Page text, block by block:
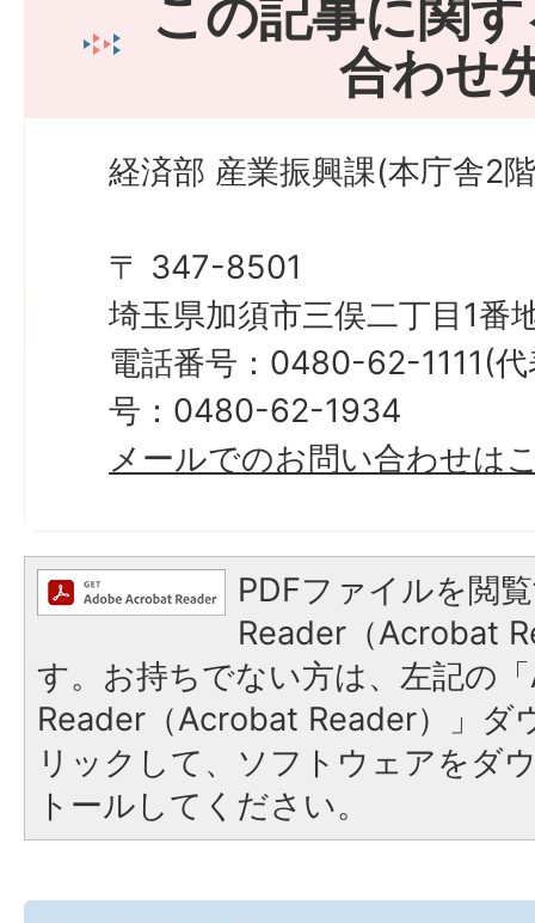
この記事に関
合わせ
経済部 産業振興課(本庁舎2
〒 347-8501
埼玉県加須市三俣二丁目1番
電話番号：0480-62-1111(
号：0480-62-1934
メールでのお問い合わせは
PDFファイルを閲
Reader（Acrobat
す。お持ちでない方は、左記の
Reader（Acrobat Reader）」ダ
リックして、ソフトウェアをダ
トールしてください。